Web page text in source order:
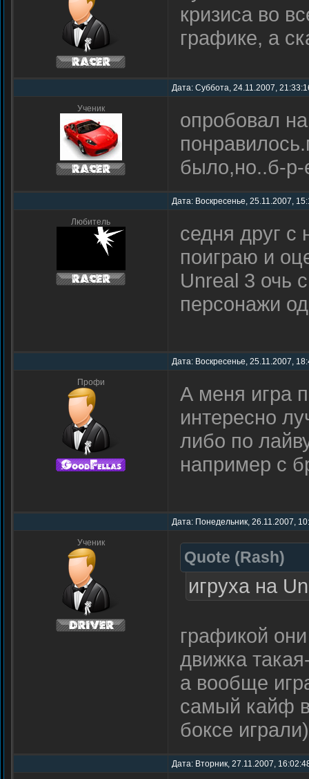
кризиса во
графике, а
Дата: Суббота, 24.11.2007,
Ученик
опробовал
было,но..б-р-
Дата: Воскресенье, 25.11.2007,
Любитель
седня друг с
поиграю и
Unreal 3 очь
персонажи
Дата: Воскресенье, 25.11.2007,
Профи
А меня игра
интересно
либо по
например с
Дата: Понедельник, 26.11.2007,
Ученик
Quote (Rash)
игруха на
графикой
движка
а вообще
самый кайф
боксе
Дата: Вторник, 27.11.2007,